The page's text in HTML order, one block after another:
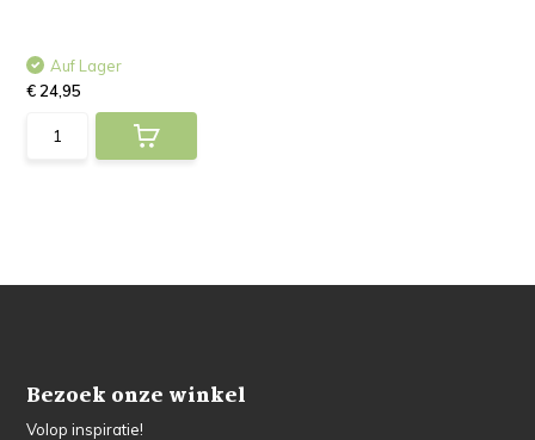
Auf Lager
€ 24,95
Bezoek onze winkel
Volop inspiratie!